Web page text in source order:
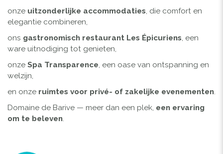
onze uitzonderlijke accommodaties, die comfort en
elegantie combineren,
ons gastronomisch restaurant Les Épicuriens, een
ware uitnodiging tot genieten,
onze Spa Transparence, een oase van ontspanning en
welzijn,
en onze ruimtes voor privé- of zakelijke evenementen.
Domaine de Barive — meer dan een plek, een ervaring
om te beleven.